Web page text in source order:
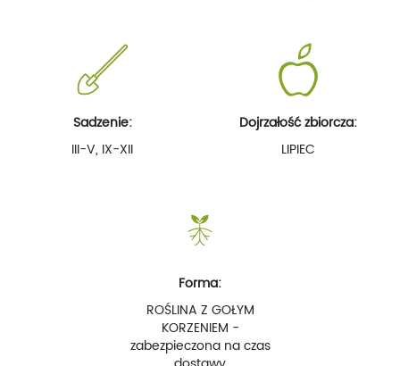
Sadzenie:
III-V, IX-XII
Dojrzałość zbiorcza:
LIPIEC
Forma:
ROŚLINA Z GOŁYM
KORZENIEM -
zabezpieczona na czas